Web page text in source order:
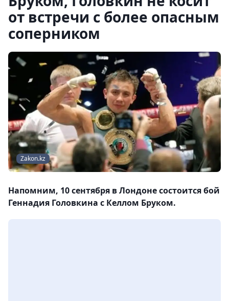
от встречи с более опасным
соперником
Zakon.kz
Напомним, 10 сентября в Лондоне состоится бой
Геннадия Головкина с Келлом Бруком.